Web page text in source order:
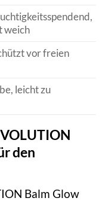
weich
vor freien
leicht zu
den
Balm Glow